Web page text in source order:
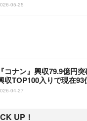
05-25
『コナン』興収79.9億円
収TOP100入りで現在93
04-27
UP！